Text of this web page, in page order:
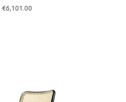
€6,101.00